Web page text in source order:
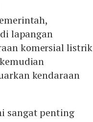
lapangan
komersial listrik
kendaraan
sangat penting